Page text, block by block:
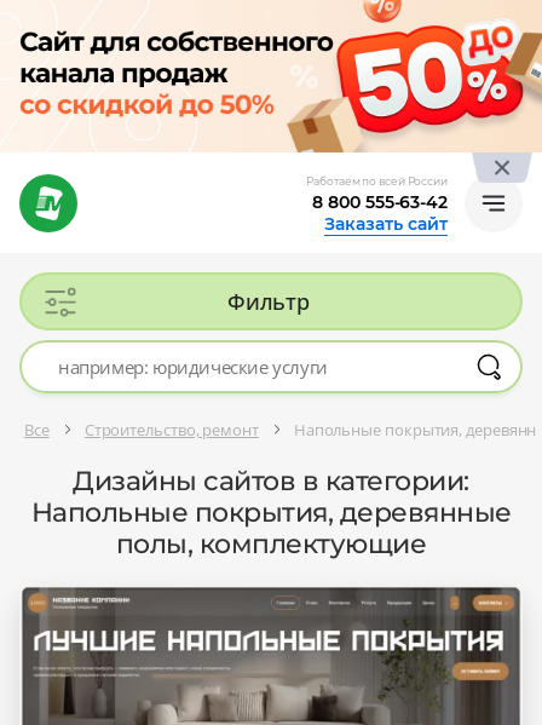
Работаем по всей России
8 800 555-63-42
Заказать сайт
Фильтр
Все Строительство, ремонт Напольные покрытия,
Дизайны сайтов в категории:
Напольные покрытия, деревянные
полы, комплектующие